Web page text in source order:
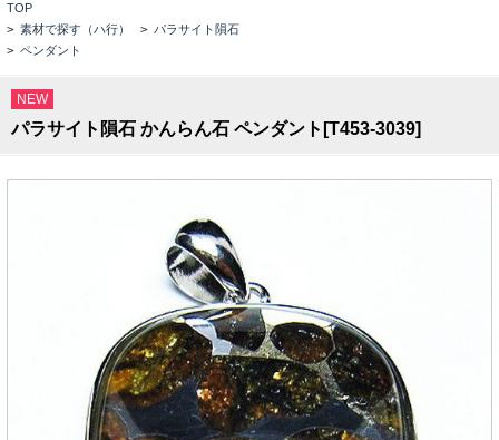
TOP
> 素材で探す（ハ行） > パラサイト隕石
> ペンダント
NEW
パラサイト隕石 かんらん石 ペンダント[T453-3039]